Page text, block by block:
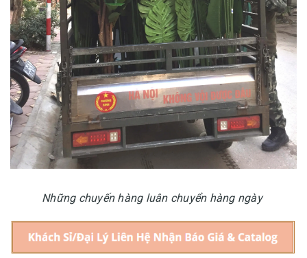
Những chuyến hàng luân chuyển hàng ngày